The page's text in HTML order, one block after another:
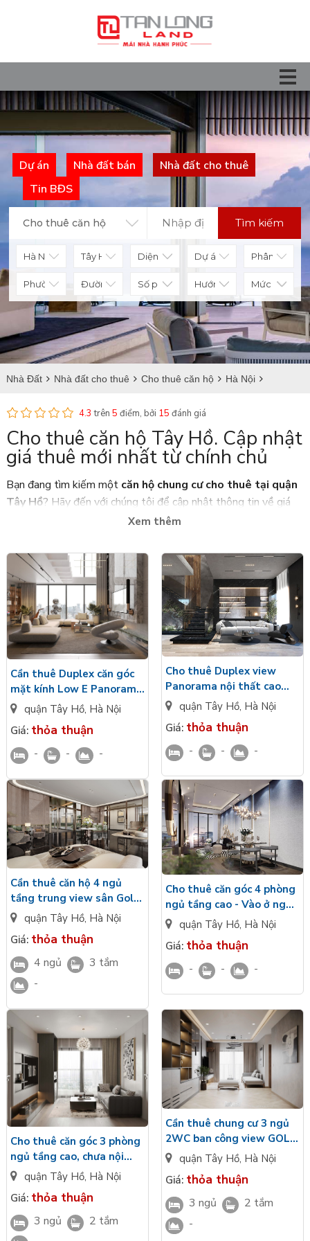
Dự án Nhà đất bán
Nhà đất cho thuê
Tin BĐS
Cho thuê căn hộ Tìm kiếm
Diện tích
Số phòng Hướng nhà Mức giá
Nhà Đất Nhà đất cho thuê Cho thuê căn hộ Hà Nội
Cho thuê căn hộ tại Tây Hồ
4.3 trên 5 điểm, bởi 15 đánh giá
Cho thuê căn hộ Tây Hồ. Cập nhật
giá thuê mới nhất từ chính chủ
Bạn đang tìm kiếm một căn hộ chung cư cho thuê tại quận
Tây Hồ? Hãy đến với chúng tôi để cập nhật thông tin về giá
thuê mới nhất từ chính chủ. Chúng tôi cung cấp các loại căn hộ
mang lại sự lựa chọn phù hợp với nhu cầu của bạn.
Giới thiệu chung về cho thuê căn hộ Tây Hồ
Quận Tây Hồ, nằm ở phía Tây bắc của thủ đô Hà Nội, là một
trong những quận được nhiều người ưa thích để sinh sống. Với
vị trí đắc địa, nằm bên cạnh Hồ Tây xanh mát và không gian
yên tĩnh, quận Tây Hồ là điểm đến lý tưởng cho những ai
muốn tận hưởng cuộc sống đô thị hiện đại mà vẫn có không
gian xanh thoáng đãng. Trong bài viết này, chúng tôi xin giới
thiệu đến quý khách hàng dịch vụcho thuê căn hộ Hồ Tây
bao gồm các loại căn hộ phù hợp với nhu cầu và mong muốn
của mọi gia đình.
Xem thêm
Cần thuê Duplex căn góc
mặt kính Low E Panorama
chạm sàn - Nội thất cơ bản
quận Tây Hồ, Hà Nội
Giá: thỏa thuận
- - -
Cho thuê Duplex view
Panorama nội thất cao
cấp - Mặt kính LowE chạm
quận Tây Hồ, Hà Nội
Giá: thỏa thuận
- - -
Cần thuê căn hộ 4 ngủ
tầng trung view sân Golf
nội thất cơ bản Maison
quận Tây Hồ, Hà Nội
Giá: thỏa thuận
4 ngủ
3 tắm
-
Cho thuê căn góc 4 phòng
ngủ tầng cao - Vào ở ngay
Maison Privee CapitaLand
tại Ciputra
quận Tây Hồ, Hà Nội
Giá: thỏa thuận
- - -
Cho thuê căn góc 3 phòng
ngủ tầng cao, chưa nội
thất view công viên
Maison Privee Ciputra giá
tốt
quận Tây Hồ, Hà Nội
Giá: thỏa thuận
3 ngủ
2 tắm
Cần thuê chung cư 3 ngủ
2WC ban công view GOLF
bàn giao full nội thất
Maison Privee Ciputra
quận Tây Hồ, Hà Nội
Giá: thỏa thuận
3 ngủ
2 tắm
-